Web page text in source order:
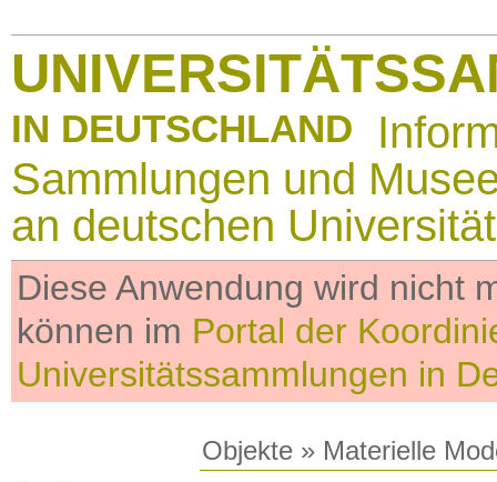
IN DEUTSCHLAND
Sammlungen und
an deutschen
Diese Anwendung wird nicht
können im Portal der
Universitätssammlungen in
Objekte » Materielle